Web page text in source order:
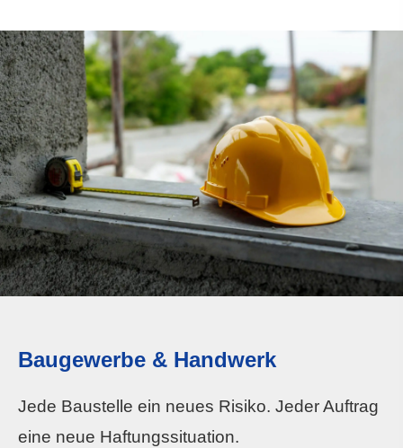
Baugewerbe & Handwerk
Jede Baustelle ein neues Risiko. Jeder Auftrag
eine neue Haftungssituation.